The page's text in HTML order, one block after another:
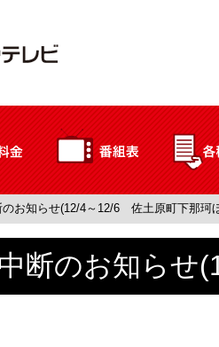
のお知らせ(12/4～12/6 佐土原町下那珂
断のお知ら